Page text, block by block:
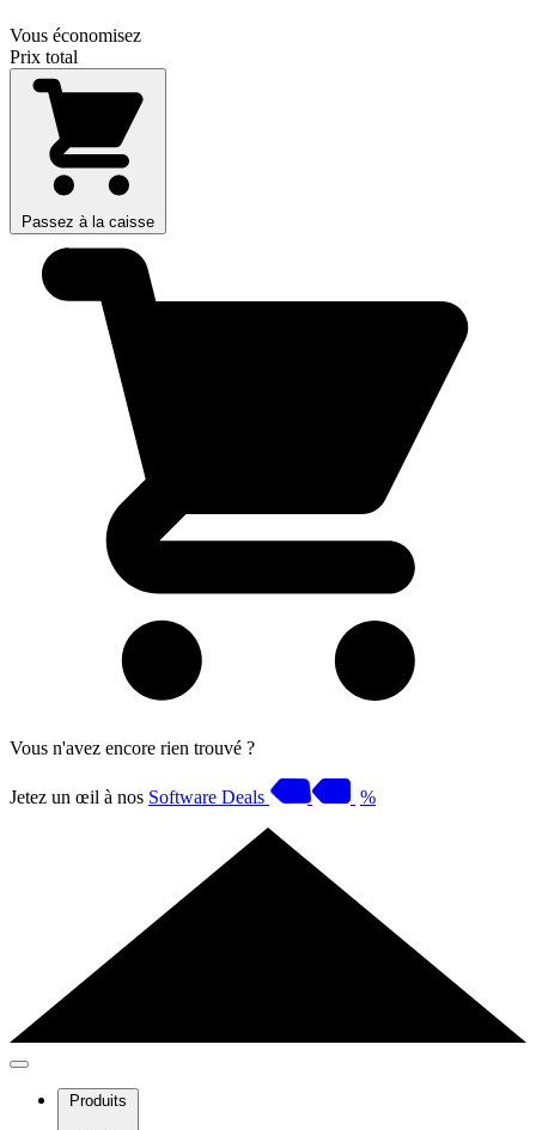
Vous économisez
Prix total
Passez à la caisse
Vous n'avez encore rien trouvé ?
Jetez un œil à nos Software Deals %
Produits